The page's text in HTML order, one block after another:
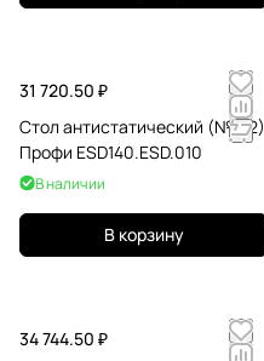
31 720.50 ₽
Стол антистатический (№142)
Профи ESD140.ESD.010
В наличии
В корзину
34 744.50 ₽